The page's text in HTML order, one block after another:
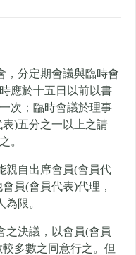
，分定期會議與臨時會
應於十五日以前以書
次；臨時會議於理事
)五分之一以上之請
。
親自出席會員(會員代
員(會員代表)代理，
限。
之決議，以會員(會員
多數之同意行之。但